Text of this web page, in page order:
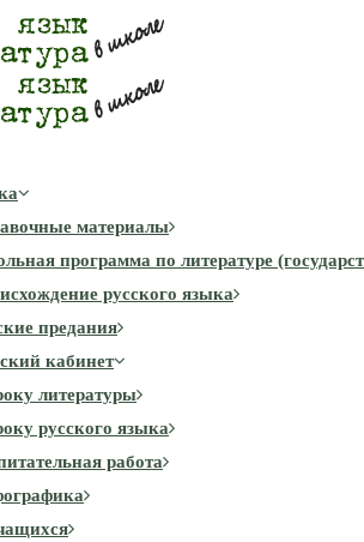
материалы
программа по литературе
русского языка
предания
кабинет
литературы
русского языка
работа